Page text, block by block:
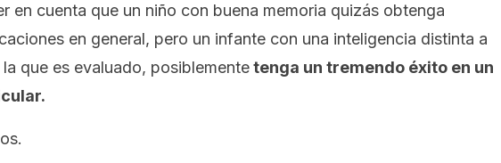
en cuenta que un niño con buena memoria quizás obtenga
en general, pero un infante con una inteligencia distinta a
la que es evaluado, posiblementetenga un tremendo éxito en un